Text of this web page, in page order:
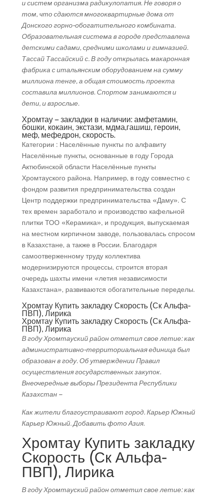
и систем организма радикулопатия. Не говоря о
том, что сдаются многоквартирные дома от
Донского горно-обогатительного комбината.
Образовательная система в городе представлена
детскими садами, средними школами и гимназией.
Тассай Тассайский с. В году открылась макаронная
фабрика с итальянским оборудованием на сумму
миллиона тенге, а общая стоимость проекта
составила миллионов. Спортом занимаются и
дети, и взрослые.
Хромтау – закладки в наличии: амфетамин,
бошки, кокаин, экстази, мдма,гашиш, героин,
меф, мефедрон, скорость.
Категории : Населённые пункты по алфавиту
Населённые пункты, основанные в году Города
Актюбинской области Населённые пункты
Хромтауского района. Например, в году совместно с
фондом развития предпринимательства создан
Центр поддержки предпринимательства «Даму». С
тех времен заработало и производство кафельной
плитки ТОО «Керамика», и продукция, выпускаемая
на местном кирпичном заводе, пользовалась спросом
в Казахстане, а также в России. Благодаря
самоотверженному труду коллектива
модернизируются процессы, строится вторая
очередь шахты имени «летия независимости
Казахстана», развиваются обогатительные переделы.
Хромтау Купить закладку Скорость (Ск Альфа-
ПВП), Лирика
Хромтау Купить закладку Скорость (Ск Альфа-
ПВП), Лирика
В году Хромтауский район отметил свое летие: как
административно-территориальная единица был
образован в году. Об утверждении Правил
осуществления государственных закупок.
Внеочередные выборы Президента Республики
Казахстан –
Как жители благоустраивают город. Карьер Южный
Карьер Южный. Добавить фото Азия.
Хромтау Купить закладку
Скорость (Ск Альфа-
ПВП), Лирика
В году Хромтауский район отметил свое летие: как